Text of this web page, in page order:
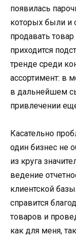
появилась
которых были и
продавать
приходится
тренде среди
ассортимент: в
в дальнейшем
привлечении
Касательно
один бизнес не
из круга
ведение
клиентской
справится
товаров и
как для меня,